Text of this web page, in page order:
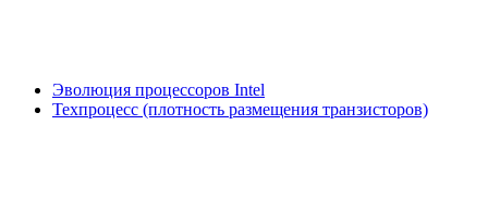
Эволюция процессоров Intel
Техпроцесс (плотность размещения транзисторов)